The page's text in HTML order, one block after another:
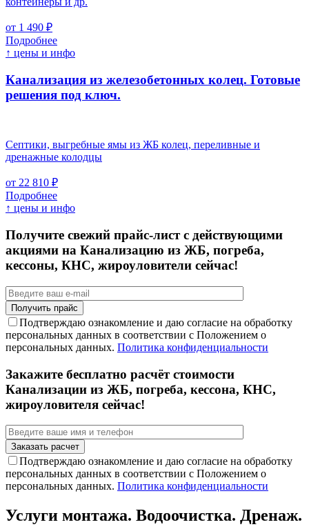
от 1 490 ₽
Подробнее
↑ цены и инфо
Канализация из железобетонных колец. Готовые
решения под ключ.
Септики, выгребные ямы из ЖБ колец, переливные и
дренажные колодцы
от 22 810 ₽
Подробнее
↑ цены и инфо
Получите свежий прайс-лист с действующими
акциями на Канализацию из ЖБ, погреба,
кессоны, КНС, жироуловители сейчас!
Подтверждаю ознакомление и даю согласие на обработку
персональных данных в соответствии с Положением о
персональных данных. Политика конфиденциальности
Закажите бесплатно расчёт стоимости
Канализации из ЖБ, погреба, кессона, КНС,
жироуловителя сейчас!
Подтверждаю ознакомление и даю согласие на обработку
персональных данных в соответствии с Положением о
персональных данных. Политика конфиденциальности
Услуги монтажа. Водоочистка. Дренаж.